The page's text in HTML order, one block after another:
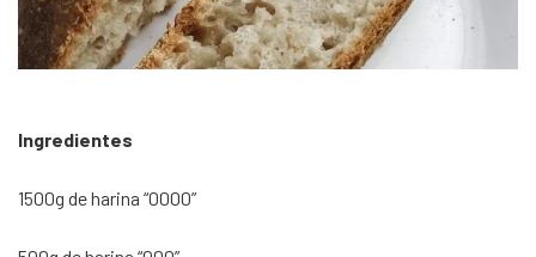
Ingredientes
1500g de harina “0000”